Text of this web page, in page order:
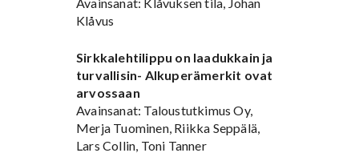
Klåvus
Sirkkalehtilippu on laadukkain ja
turvallisin- Alkuperämerkit ovat
arvossaan
Avainsanat: Taloustutkimus Oy,
Merja Tuominen, Riikka Seppälä,
Lars Collin, Toni Tanner